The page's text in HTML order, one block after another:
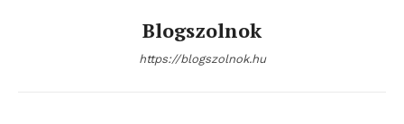
Blogszolnok
https://blogszolnok.hu